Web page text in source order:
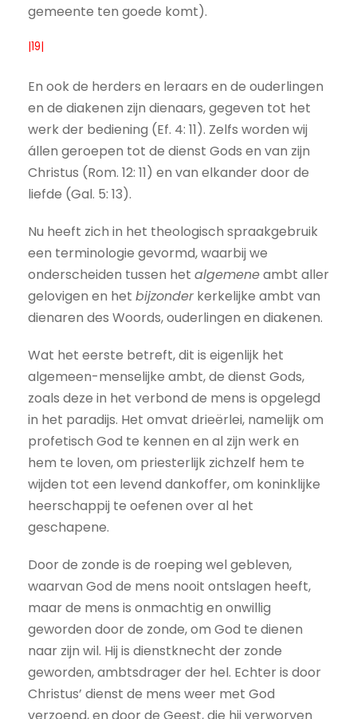
gemeente ten goede komt).
|19|
En ook de herders en leraars en de ouderlingen
en de diakenen zijn dienaars, gegeven tot het
werk der bediening (Ef. 4: 11). Zelfs worden wij
állen geroepen tot de dienst Gods en van zijn
Christus (Rom. 12: 11) en van elkander door de
liefde (Gal. 5: 13).
Nu heeft zich in het theologisch spraakgebruik
een terminologie gevormd, waarbij we
onderscheiden tussen het algemeneambt aller
gelovigen en het bijzonderkerkelijke ambt van
dienaren des Woords, ouderlingen en diakenen.
Wat het eerste betreft, dit is eigenlijk het
algemeen-menselijke ambt, de dienst Gods,
zoals deze in het verbond de mens is opgelegd
in het paradijs. Het omvat drieërlei, namelijk om
profetisch God te kennen en al zijn werk en
hem te loven, om priesterlijk zichzelf hem te
wijden tot een levend dankoffer, om koninklijke
heerschappij te oefenen over al het
geschapene.
Door de zonde is de roeping wel gebleven,
waarvan God de mens nooit ontslagen heeft,
maar de mens is onmachtig en onwillig
geworden door de zonde, om God te dienen
naar zijn wil. Hij is dienstknecht der zonde
geworden, ambtsdrager der hel. Echter is door
Christus’ dienst de mens weer met God
verzoend, en door de Geest, die hij verworven